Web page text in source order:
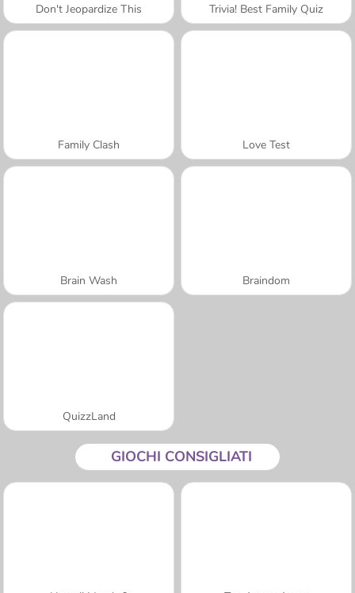
Don't Jeopardize This Trivia! Best Family Quiz
Family Clash Love Test
Brain Wash Braindom
QuizzLand
GIOCHI CONSIGLIATI